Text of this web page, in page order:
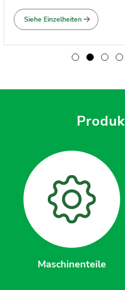
Siehe Einzelheiten
Maschinenteile